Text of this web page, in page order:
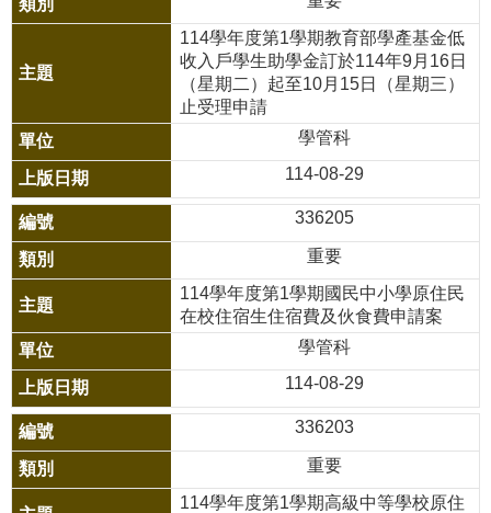
黑
林
交
通
有
品
門
關
鍵
回
首
頁
114學年度第1學期教育部學產基金低
收入戶學生助學金訂於114年9月16日
（星期二）起至10月15日（星期三）
止受理申請
學管科
114-08-29
336205
重要
114學年度第1學期國民中小學原住民
在校住宿生住宿費及伙食費申請案
學管科
114-08-29
336203
重要
114學年度第1學期高級中等學校原住